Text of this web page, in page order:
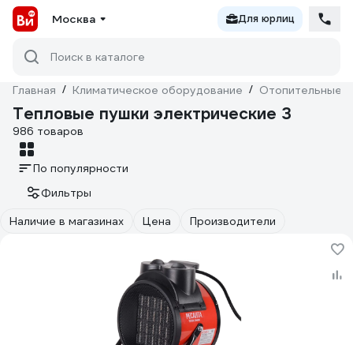
Москва Для юрлиц
Поиск в каталоге
Главная / Климатическое оборудование / Отопительные
Тепловые пушки электрические 3
986 товаров
По популярности
Фильтры
Наличие в магазинах
Цена Производители